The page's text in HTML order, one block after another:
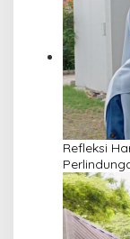
Refleksi